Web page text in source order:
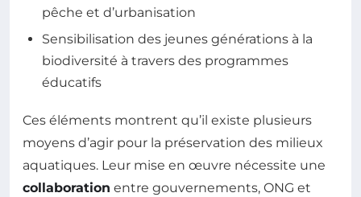
pêche et d’urbanisation
Sensibilisation des jeunes générations à la
biodiversité à travers des programmes
éducatifs
Ces éléments montrent qu’il existe plusieurs
moyens d’agir pour la préservation des milieux
aquatiques. Leur mise en œuvre nécessite une
collaboration entre gouvernements, ONG et